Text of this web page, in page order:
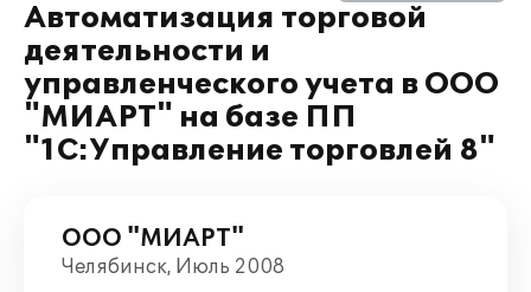
Автоматизация торговой
деятельности и
управленческого учета в ООО
"МИАРТ" на базе ПП
"1С:Управление торговлей 8"
ООО "МИАРТ"
Челябинск, Июль 2008